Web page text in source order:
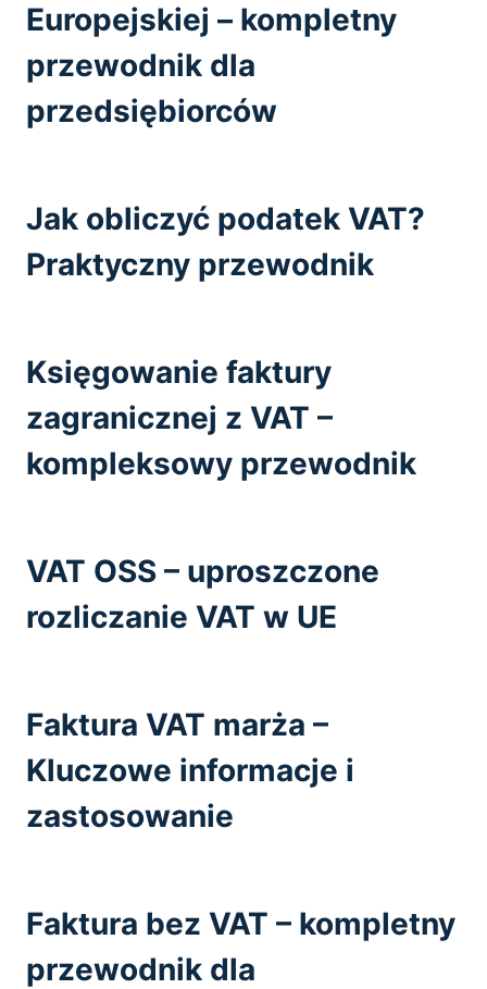
Europejskiej – kompletny
przewodnik dla
przedsiębiorców
Jak obliczyć podatek VAT?
Praktyczny przewodnik
Księgowanie faktury
zagranicznej z VAT –
kompleksowy przewodnik
VAT OSS – uproszczone
rozliczanie VAT w UE
Faktura VAT marża –
Kluczowe informacje i
zastosowanie
Faktura bez VAT – kompletny
przewodnik dla